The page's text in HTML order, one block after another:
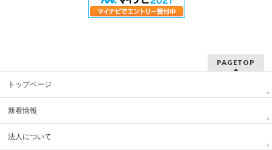
PAGETOP
トップページ
新着情報
法人について